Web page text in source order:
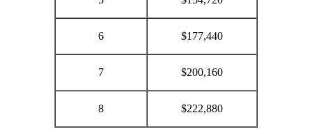
6 $177,440
7 $200,160
8 $222,880